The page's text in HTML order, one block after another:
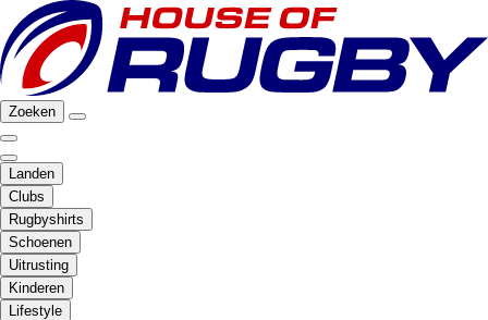
Zoeken
Landen
Clubs
Rugbyshirts
Schoenen
Uitrusting
Kinderen
Lifestyle